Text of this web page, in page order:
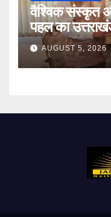
वैश्विक संस्कृत
पहल का
AUGUST 5, 2026